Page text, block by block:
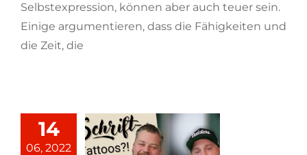
Selbstexpression, können aber auch teuer sein.
Einige argumentieren, dass die Fähigkeiten und
die Zeit, die
14
06, 2022